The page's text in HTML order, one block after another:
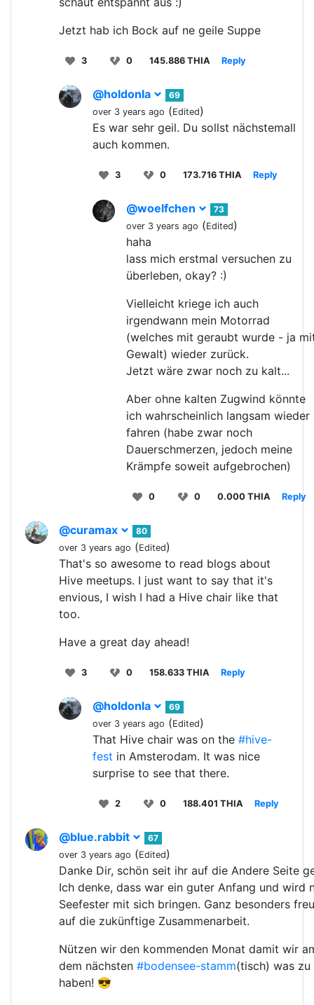
Jetzt hab ich Bock auf ne geile Suppe
3 0 145.886 THIA Reply
@holdonla
69
over 3 years ago (Edited)
Es war sehr geil. Du sollst nächstemall
auch kommen.
3 0 173.716 THIA Reply
@woelfchen
73
over 3 years ago (Edited)
haha
lass mich erstmal versuchen zu
überleben, okay? :)
Vielleicht kriege ich auch
irgendwann mein Motorrad
(welches mit geraubt wurde - ja
Gewalt) wieder zurück.
Jetzt wäre zwar noch zu kalt...
Aber ohne kalten Zugwind könnte
ich wahrscheinlich langsam wieder
fahren (habe zwar noch
Dauerschmerzen, jedoch meine
Krämpfe soweit aufgebrochen)
0 0 0.000 THIA Reply
@curamax
80
over 3 years ago (Edited)
That's so awesome to read blogs about
Hive meetups. I just want to say that it's
envious, I wish I had a Hive chair like that
too.
Have a great day ahead!
3 0 158.633 THIA Reply
@holdonla
69
over 3 years ago (Edited)
That Hive chair was on the #hive-
fest in Amsterodam. It was nice
surprise to see that there.
2 0 188.401 THIA Reply
@blue.rabbit
67
over 3 years ago (Edited)
Danke Dir, schön seit ihr auf die Andere Seite
Ich denke, dass war ein guter Anfang und wird
Seefester mit sich bringen. Ganz besonders
auf die zukünftige Zusammenarbeit.
Nützen wir den kommenden Monat damit wir
dem nächsten #bodensee-stamm(tisch) was
haben! 😎